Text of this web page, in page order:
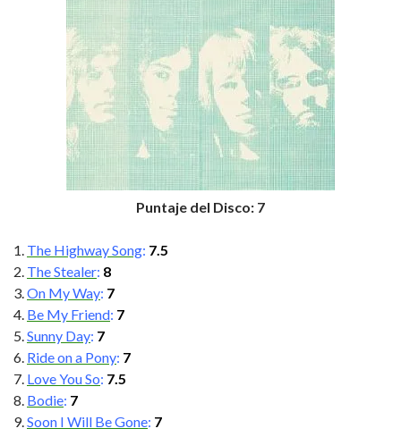
Puntaje del Disco: 7
The Highway Song: 7.5
The Stealer: 8
On My Way: 7
Be My Friend: 7
Sunny Day: 7
Ride on a Pony: 7
Love You So: 7.5
Bodie: 7
Soon I Will Be Gone: 7